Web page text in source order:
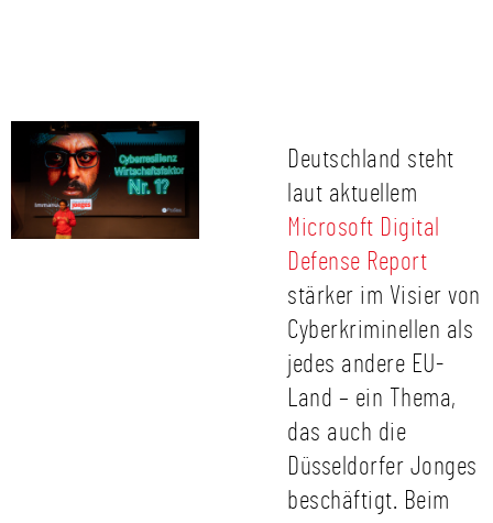
Deutschland steht
laut aktuellem
Microsoft Digital
Defense Report
stärker im Visier von
Cyberkriminellen als
jedes andere EU-
Land – ein Thema,
das auch die
Düsseldorfer Jonges
beschäftigt. Beim